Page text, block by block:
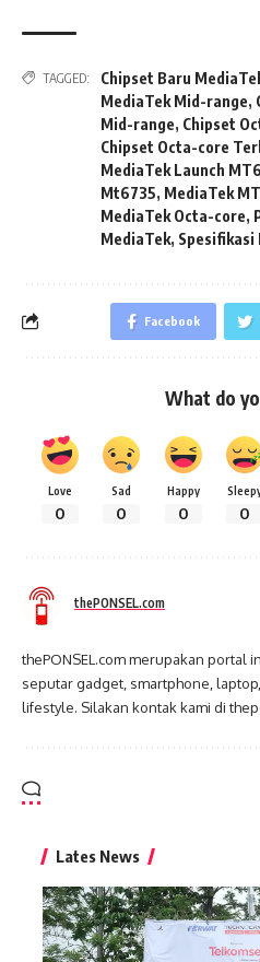
TAGGED: Chipset Baru
MediaTek Mid-range,
Mid-range, Chipset
Chipset Octa-core
MediaTek Launch
Mt6735, MediaTek
MediaTek Octa-core,
MediaTek, Spesifikasi
Facebook
What do
Love
0
Sad
0
Happy
0 0
thePONSEL.com
thePONSEL.com merupakan portal
seputar gadget, smartphone,
lifestyle. Silakan kontak kami di
Lates News